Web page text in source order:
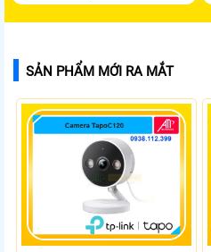
SẢN PHẨM MỚI RA MẮT